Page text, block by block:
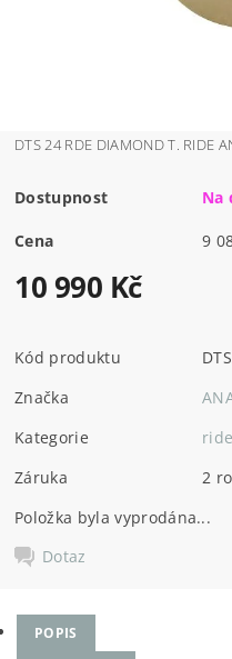
DTS 24 RDE DIAMOND T. RIDE
Dostupnost Na
Cena
10 990 Kč
Kód produktu
Značka
Kategorie
ride
Záruka
2
Položka byla vyprodána...
Dotaz
POPIS